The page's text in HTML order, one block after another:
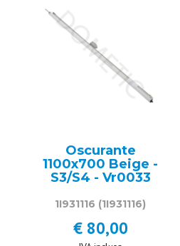
Oscurante
1100x700 Beige -
S3/S4 - Vr0033
1I931116 (1I931116)
€ 80,00